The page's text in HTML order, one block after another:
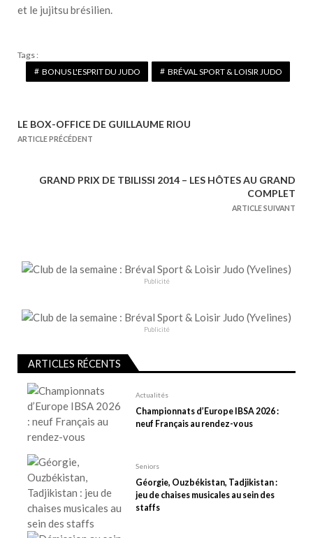
et le jujitsu brésilien.
Tags :
BONUS L'ESPRIT DU JUDO
BRÉVAL SPORT & LOISIR JUDO
N
d
l
’
LE BOX-OFFICE DE GUILLAUME RIOU
ARTICLE PRÉCÉDENT
GRAND PRIX DE TBILISSI 2014 – LES HÔTES AU GRAND
COMPLET
ARTICLE SUIVANT
Publicité
Publicité
ARTICLES RÉCENTS
Actualités
Championnats d’Europe IBSA 2026 :
neuf Français au rendez-vous
Seniors
Géorgie, Ouzbékistan, Tadjikistan :
jeu de chaises musicales au sein des
staffs